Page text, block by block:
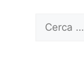
Ricerca